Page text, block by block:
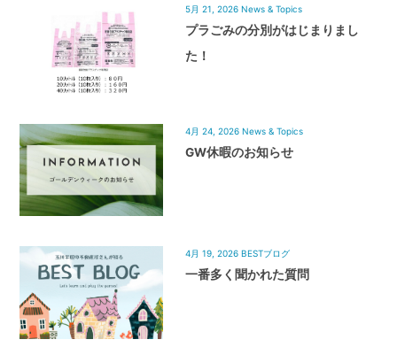
5月 21, 2026 News & Topics
プラごみの分別がはじまりまし
た！
4月 24, 2026 News & Topics
GW休暇のお知らせ
4月 19, 2026 BESTブログ
一番多く聞かれた質問